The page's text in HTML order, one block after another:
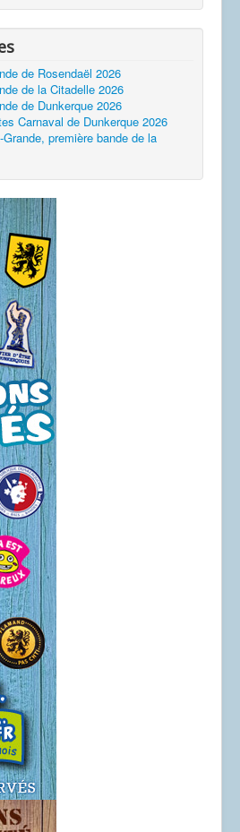
de Rosendaël 2026
de la Citadelle 2026
de Dunkerque 2026
Carnaval de Dunkerque 2026
première bande de la